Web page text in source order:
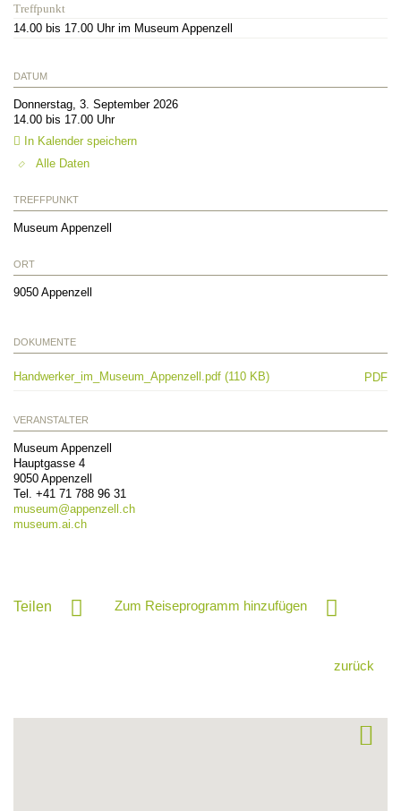
Treffpunkt
14.00 bis 17.00 Uhr im Museum Appenzell
DATUM
Donnerstag, 3. September 2026
14.00 bis 17.00 Uhr
In Kalender speichern
Alle Daten
TREFFPUNKT
Museum Appenzell
ORT
9050 Appenzell
DOKUMENTE
Handwerker_im_Museum_Appenzell.pdf (110 KB) PDF
VERANSTALTER
Museum Appenzell
Hauptgasse 4
9050 Appenzell
Tel. +41 71 788 96 31
museum@appenzell.ch
museum.ai.ch
Teilen Zum Reiseprogramm hinzufügen
zurück